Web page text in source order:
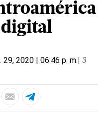
digital
29, 2020 | 06:46 p. m.| 3